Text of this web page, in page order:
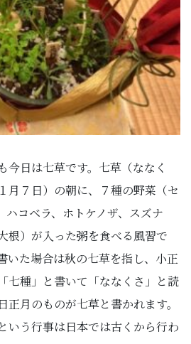
今日は七草です。七草（ななく
月７日）の朝に、７種の野菜（セ
ハコベラ、ホトケノザ、スズナ
根）が入った粥を食べる風習で
いた場合は秋の七草を指し、小正
七種」と書いて「ななくさ」と読
月のものが七草と書かれます。
いう行事は日本では古くから行わ